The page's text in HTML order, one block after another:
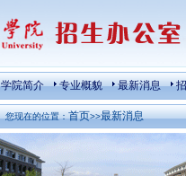
学院简介 专业概貌 最新消息
您现在的位置：首页>>最新消息